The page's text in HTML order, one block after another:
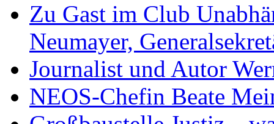
Zu Gast im Club
Neumayer,
Journalist und Autor
NEOS-Chefin Beate